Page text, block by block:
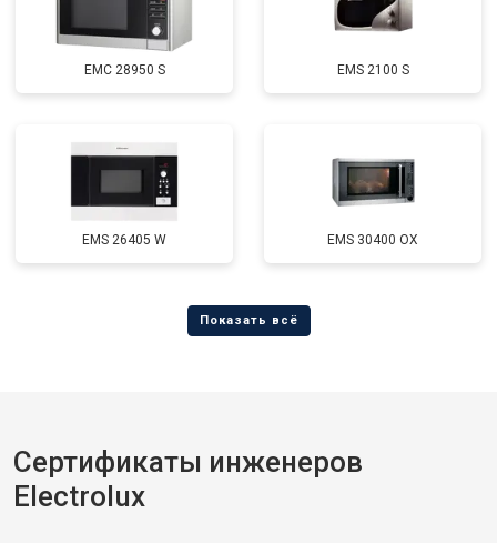
EMC 28950 S EMS 2100 S
EMS 26405 W EMS 30400 OX
Сертификаты инженеров
Electrolux